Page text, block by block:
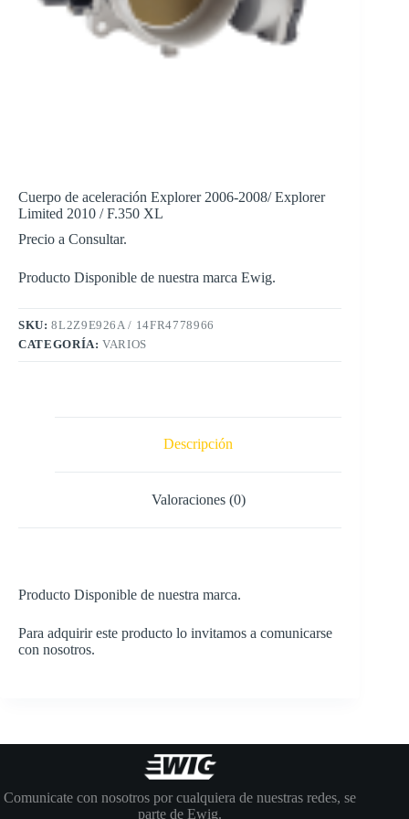
Cuerpo de aceleración Explorer 2006-2008/ Explorer
Limited 2010 / F.350 XL
Precio a Consultar.
Producto Disponible de nuestra marca Ewig.
SKU:8L2Z9E926A / 14FR4778966
CATEGORÍA:VARIOS
Descripción
Valoraciones (0)
Producto Disponible de nuestra marca.
Para adquirir este producto lo invitamos a comunicarse
con nosotros.
Comunicate con nosotros por cualquiera de nuestras redes, se
parte de Ewig.